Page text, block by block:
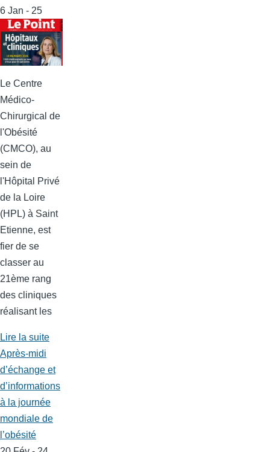
6 Jan - 25
Le Centre
Médico-
Chirurgical de
l'Obésité
(CMCO), au
sein de
l'Hôpital Privé
de la Loire
(HPL) à Saint
Etienne, est
fier de se
classer au
21ème rang
des cliniques
réalisant les
Lire la suite
Après-midi
d’échange et
d’informations
à la journée
mondiale de
l’obésité